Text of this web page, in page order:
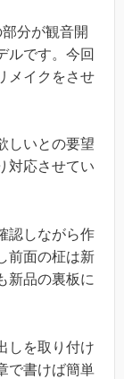
分が観音開
ルです。今回
メイクをさせ
しいとの要望
対応させてい
認しながら作
前面の柾は新
新品の裏板に
しを取り付け
で書けば簡単